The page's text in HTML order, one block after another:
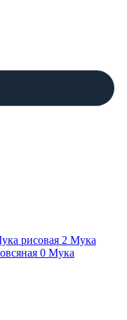
рисовая 2 Мука
0 Мука